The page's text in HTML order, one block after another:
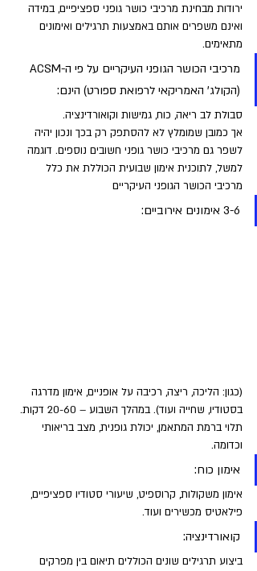
ירודות מבחינת מרכיבי כושר גופני ספציפיים, במידה
ואינם משפרים אותם באמצעות תרגילים ואימונים
מתאימים.
(הקולג' האמריקאי לרפואת ספורט) הינם:
סבולת לב ריאה, כוח, גמישות וקואורדינציה.
אך כמובן שמומלץ לא להסתפק רק בכך ונכון יהיה
לשפר גם מרכיבי כושר גופני חשובים נוספים. דוגמה
למשל, לתוכנית אימון שבועית הכוללת את כלל
מרכיבי הכושר הגופני העיקריים
3-6 אימונים אירוביים:
(כגון: הליכה, ריצה, רכיבה על אופניים, אימון מדרגה
בסטודיו, שחייה ועוד). במהלך השבוע – 20-60 דקות.
תלוי ברמת המתאמן, יכולת גופנית, מצב בריאותי
וכדומה.
אימון כוח:
אימון משקולות, קרוספיט, שיעורי סטודיו ספציפיים,
פילאטיס מכשירים ועוד.
קואורדינציה:
ביצוע תרגילים שונים הכוללים תיאום בין מפרקים